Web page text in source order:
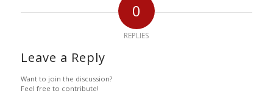
0
REPLIES
Leave a Reply
Want to join the discussion?
Feel free to contribute!